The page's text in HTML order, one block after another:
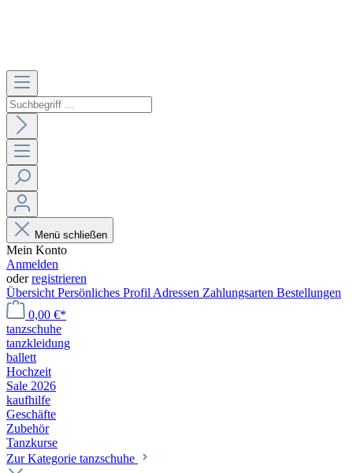
Menü schließen
Mein Konto
Anmelden
oderregistrieren
Übersicht Persönliches Profil Adressen Zahlungsarten Bestellungen
0,00 €*
tanzschuhe
tanzkleidung
ballett
Hochzeit
Sale 2026
kaufhilfe
Geschäfte
Zubehör
Tanzkurse
Zur Kategorie tanzschuhe